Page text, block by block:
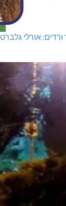
אורלי גלברט